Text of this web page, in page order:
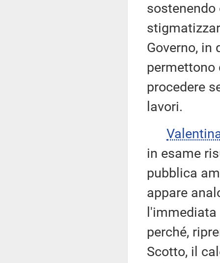
Governo,
permettono
procedere
lavori.
in esame
pubblica
appare
perché,
Scotto, il